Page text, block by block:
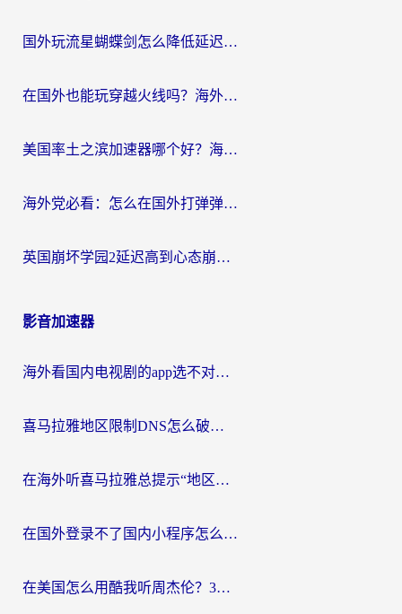
国外玩流星蝴蝶剑怎么降低延迟？海外党必看的加速秘籍（含欧洲鸣潮&彩虹岛优化攻略）
在国外也能玩穿越火线吗？海外玩家国服游戏畅玩终极指南
美国率土之滨加速器哪个好？海外党国服游戏畅玩终极指南（附多游戏解决方案）
海外党必看：怎么在国外打弹弹堂不卡？番茄加速器亲测指南
英国崩坏学园2延迟高到心态崩？海外党国服游戏加速终极指南
影音加速器
海外看国内电视剧的app选不对？这份回国加速器避坑指南帮你流畅追剧
喜马拉雅地区限制DNS怎么破？海外党听国内音乐听书的终极解决方案
在海外听喜马拉雅总提示“地区限制”？3步轻松解除+听国内音乐全攻略
在国外登录不了国内小程序怎么办？选对回国加速器，轻松解锁国内资源
在美国怎么用酷我听周杰伦？3步搞定海外听歌难题